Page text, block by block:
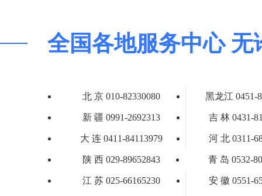
全国各地服务中心
北 京 010-82330080 黑龙江 0451-
新 疆 0991-2692313 吉 林 0431-
大 连 0411-84113979 河 北 0311-
陕 西 029-89652843 青 岛 0532-
江 苏 025-66165230 安 徽 0551-